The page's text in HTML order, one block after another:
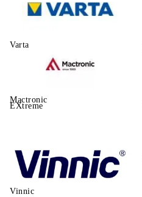
Varta
Mactronic
EXtreme
Vinnic